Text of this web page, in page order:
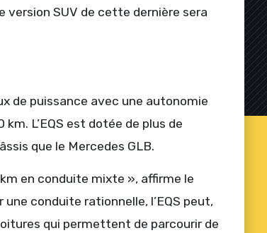
version SUV de cette dernière sera
de puissance avec une autonomie
L’EQS est dotée de plus de
que le Mercedes GLB.
en conduite mixte », affirme le
conduite rationnelle, l’EQS peut,
qui permettent de parcourir de